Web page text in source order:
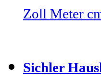
Zoll Meter
Sichler